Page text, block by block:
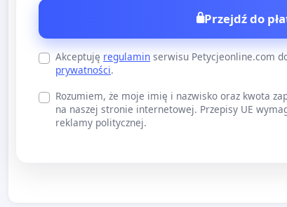
Przejdź do
Akceptuję regulamin serwisu Petycjeonline.com
prywatności.
Rozumiem, że moje imię i nazwisko oraz kwota
na naszej stronie internetowej. Przepisy UE
reklamy politycznej.